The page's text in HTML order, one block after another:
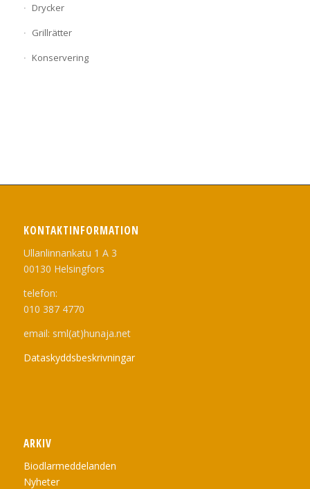
Drycker
Grillrätter
Konservering
KONTAKTINFORMATION
Ullanlinnankatu 1 A 3
00130 Helsingfors
telefon:
010 387 4770
email: sml(at)hunaja.net
Dataskyddsbeskrivningar
ARKIV
Biodlarmeddelanden
Nyheter